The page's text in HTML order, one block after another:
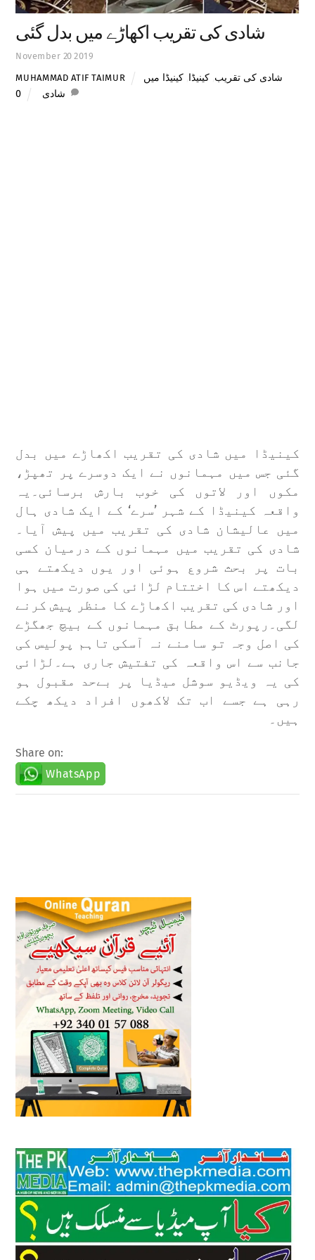
November 20 2019
شادی کی تقریب اکھاڑے میں بدل گئی
MUHAMMAD ATIF TAIMUR شادی کی تقریب ,کینیڈا ,کینیڈا میں
شادی
0
کینیڈا میں شادی کی تقریب اکھاڑے میں بدل
گئی جس میں مہمانوں نے ایک دوسرے پر تھپڑ،
مکوں اور لاتوں کی خوب بارش برسائی۔ یہ
واقعہ کینیڈا کے شہر ’سرے‘ کے ایک شادی ہال
میں عالیشان شادی کی تقریب میں پیش آیا۔
شادی کی تقریب میں مہمانوں کے درمیان کسی
بات پر بحث شروع ہوئی اور یوں دیکھتے ہی
دیکھتے اس کا اختتام لڑائی کی صورت میں ہوا
اور شادی کی تقریب اکھاڑے کا منظر پیش کرنے
لگی۔ رپورٹ کے مطابق مہمانوں کے بیچ جھگڑے
کی اصل وجہ تو سامنے نہ آسکی تاہم پولیس کی
جانب سے اس واقعہ کی تفتیش جاری ہے۔ لڑائی
کی یہ ویڈیو سوشل میڈیا پر بےحد مقبول ہو
رہی ہے جسے اب تک لاکھوں افراد دیکھ چکے
ہیں۔
Share on:
WhatsApp